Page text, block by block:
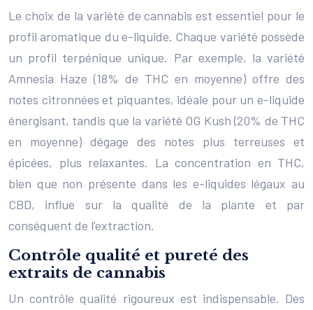
Le choix de la variété de cannabis est essentiel pour le
profil aromatique du e-liquide. Chaque variété possède
un profil terpénique unique. Par exemple, la variété
Amnesia Haze (18% de THC en moyenne) offre des
notes citronnées et piquantes, idéale pour un e-liquide
énergisant, tandis que la variété OG Kush (20% de THC
en moyenne) dégage des notes plus terreuses et
épicées, plus relaxantes. La concentration en THC,
bien que non présente dans les e-liquides légaux au
CBD, influe sur la qualité de la plante et par
conséquent de l’extraction.
Contrôle qualité et pureté des
extraits de cannabis
Un contrôle qualité rigoureux est indispensable. Des